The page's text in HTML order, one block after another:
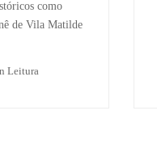
como
de Vila Matilde
Leitura